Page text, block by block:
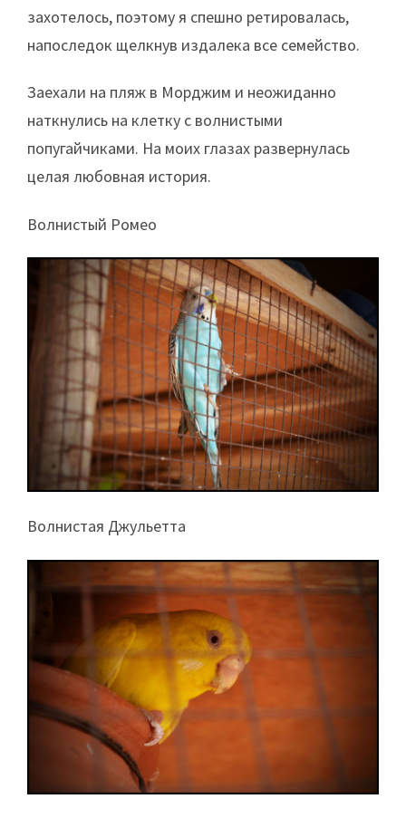
захотелось, поэтому я спешно ретировалась,
напоследок щелкнув издалека все семейство.
Заехали на пляж в Морджим и неожиданно
наткнулись на клетку с волнистыми
попугайчиками. На моих глазах развернулась
целая любовная история.
Волнистый Ромео
Волнистая Джульетта